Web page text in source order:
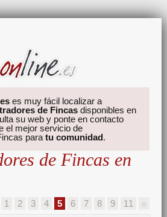
es muy fácil localizar a
de Fincas disponibles en
su web y ponte en contacto
el mejor servicio de
paratu comunidad.
de Fincas en
1 2 3 4 5 6 7 8 9 11